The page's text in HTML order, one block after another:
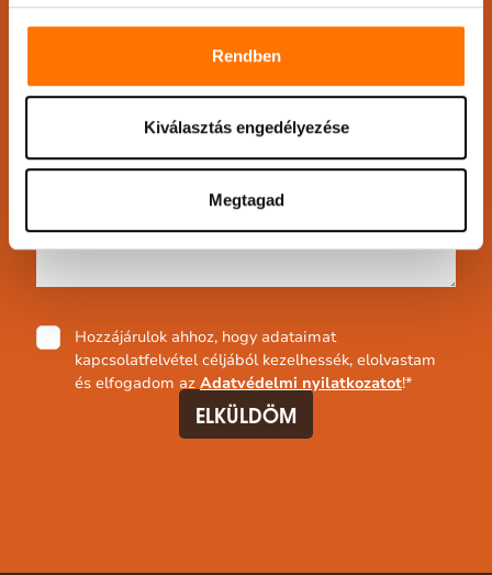
Rendben
Kiválasztás engedélyezése
Megtagad
Üzenet*
Adatvédelmi
nyilatkozat*
Hozzájárulok ahhoz, hogy adataimat
kapcsolatfelvétel céljából kezelhessék, elolvastam
és elfogadom az Adatvédelmi nyilatkozatot!*